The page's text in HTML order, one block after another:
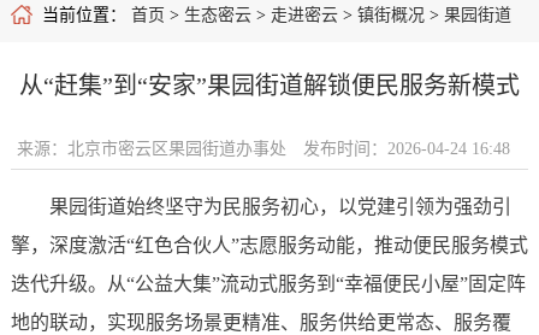
当前位置： 首页 > 生态密云> 走进密云> 镇街概况 > 果园街道
从“赶集”到“安家”果园街道解锁便民服务新模式
来源：北京市密云区果园街道办事处 发布时间：2026-04-24 16:48
果园街道始终坚守为民服务初心，以党建引领为强劲引
擎，深度激活“红色合伙人”志愿服务动能，推动便民服务模式
迭代升级。从“公益大集”流动式服务到“幸福便民小屋”固定阵
地的联动，实现服务场景更精准、服务供给更常态、服务覆